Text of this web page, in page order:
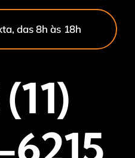
das 8h às 18h